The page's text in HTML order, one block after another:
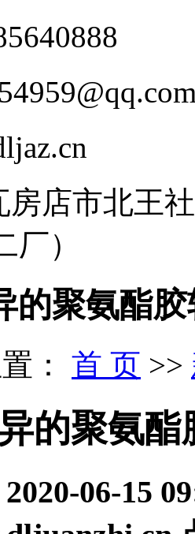
房店市北王
厂）
的聚氨酯胶
： 首 页 >>
的聚氨酯
2020-06-15